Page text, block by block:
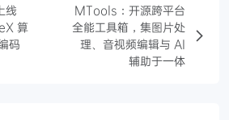
线
算
码
MTools：开源跨平台
全能工具箱，集图片处
理、音视频编辑与 AI
辅助于一体